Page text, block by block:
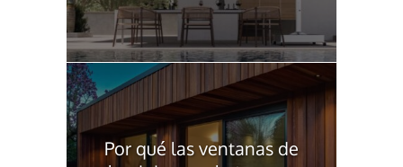
Por qué las ventanas de